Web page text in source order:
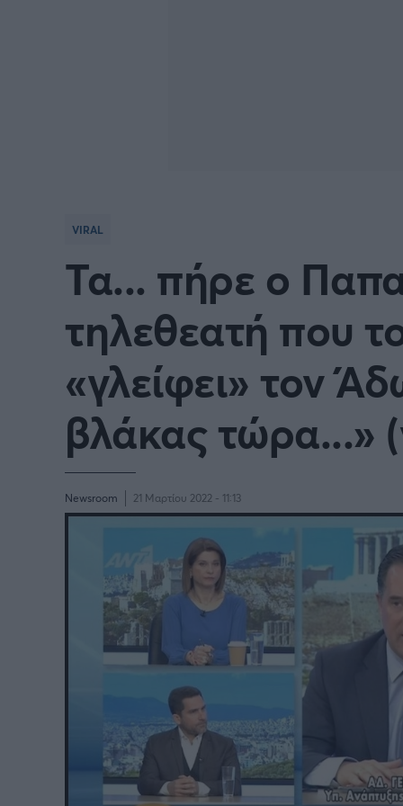
VIRAL
Τα... πήρε ο
τηλεθεατή που
«γλείφει» τον
βλάκας τώρα...»
Newsroom 21 Μαρτίου 2022 - 11:13